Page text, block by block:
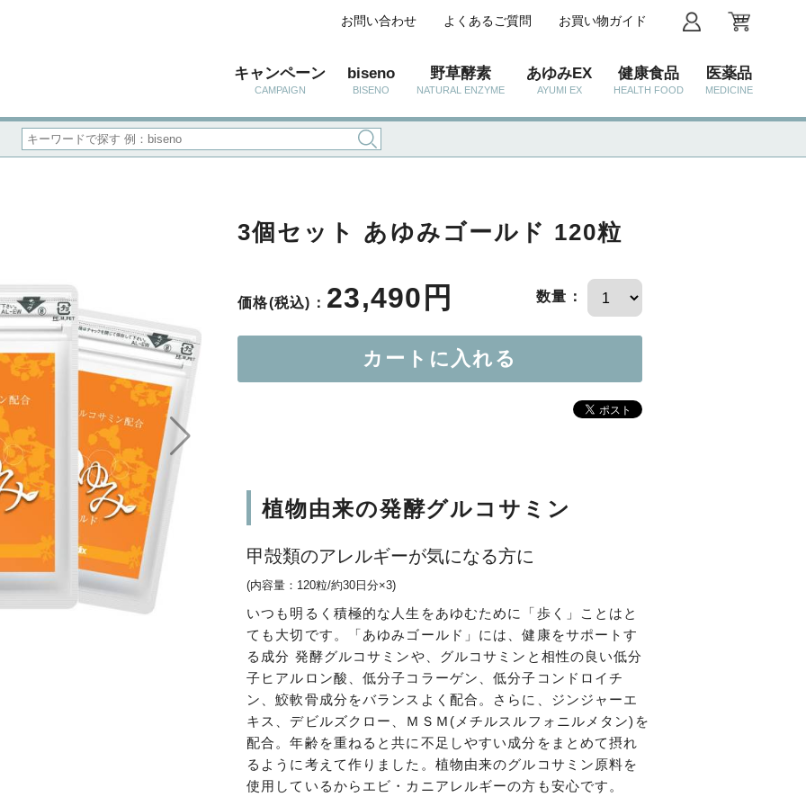
キャンペーン
CAMPAIGN
biseno
BISENO
野草酵素
NATURAL ENZYME
あゆみEX
AYUMI EX
健康食品
HEALTH FOOD
医薬品
MEDICINE
お問い合わせ よくあるご質問 お買い物ガイド
3個セット あゆみゴールド 120粒
価格(税込)： 23,490円 数量：
植物由来の発酵グルコサミン
甲殻類のアレルギーが気になる方に
(内容量：120粒/約30日分×3)
いつも明るく積極的な人生をあゆむために「歩く」ことはと
ても大切です。「あゆみゴールド」には、健康をサポートす
る成分 発酵グルコサミンや、グルコサミンと相性の良い低分
子ヒアルロン酸、低分子コラーゲン、低分子コンドロイチ
ン、鮫軟骨成分をバランスよく配合。さらに、ジンジャーエ
キス、デビルズクロー、ＭＳＭ(メチルスルフォニルメタン)を
配合。年齢を重ねると共に不足しやすい成分をまとめて摂れ
るように考えて作りました。植物由来のグルコサミン原料を
使用しているからエビ・カニアレルギーの方も安心です。